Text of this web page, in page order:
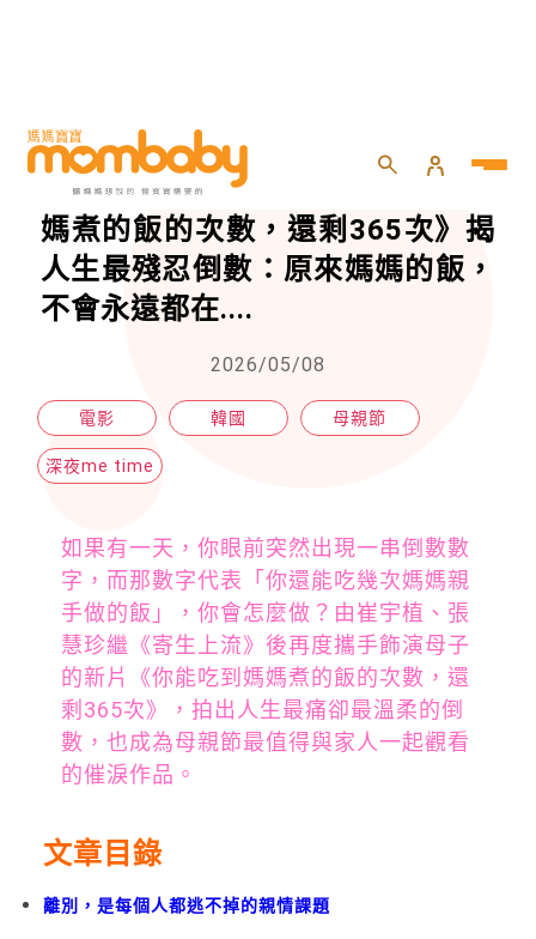
HOME momself
吃一口少一次？電影《你能吃到媽
媽煮的飯的次數，還剩365次》揭
人生最殘忍倒數：原來媽媽的飯，
不會永遠都在....
2026/05/08
電影 韓國 母親節
深夜me time
如果有一天，你眼前突然出現一串倒數數
字，而那數字代表「你還能吃幾次媽媽親
手做的飯」，你會怎麼做？由崔宇植、張
慧珍繼《寄生上流》後再度攜手飾演母子
的新片《你能吃到媽媽煮的飯的次數，還
剩365次》，拍出人生最痛卻最溫柔的倒
數，也成為母親節最值得與家人一起觀看
的催淚作品。
文章目錄
離別，是每個人都逃不掉的親情課題